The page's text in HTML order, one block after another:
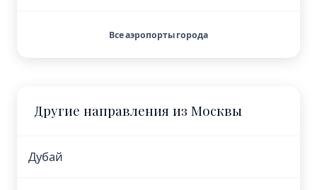
Все аэропорты города
Другие направления из Москвы
Дубай